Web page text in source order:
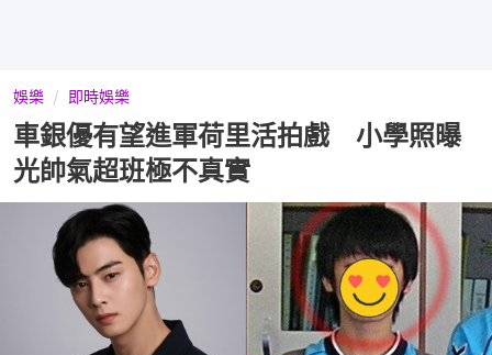
娛樂 即時娛樂
車銀優有望進軍荷里活拍戲 小學照曝
光帥氣超班極不真實